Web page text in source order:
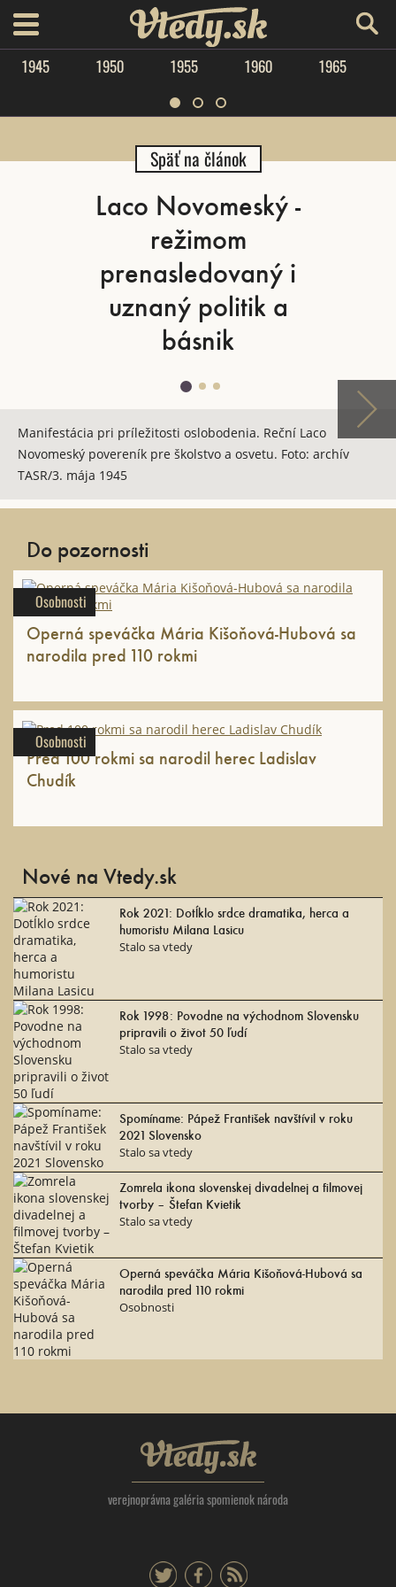
menu Vtedy.sk
1945 1950 1955 1960 1965
Späť na článok
Laco Novomeský -
režimom
prenasledovaný i
uznaný politik a
básnik
Manifestácia pri príležitosti oslobodenia. Reční Laco
Novomeský povereník pre školstvo a osvetu. Foto: archív
TASR/3. mája 1945
Do pozornosti
Osobnosti
Operná speváčka Mária Kišoňová-Hubová sa
narodila pred 110 rokmi
Osobnosti
Pred 100 rokmi sa narodil herec Ladislav
Chudík
Nové na Vtedy.sk
Rok 2021: Dotĺklo srdce dramatika, herca a
humoristu Milana Lasicu
Stalo sa vtedy
Rok 1998: Povodne na východnom Slovensku
pripravili o život 50 ľudí
Stalo sa vtedy
Spomíname: Pápež František navštívil v roku
2021 Slovensko
Stalo sa vtedy
Zomrela ikona slovenskej divadelnej a filmovej
tvorby – Štefan Kvietik
Stalo sa vtedy
Operná speváčka Mária Kišoňová-Hubová sa
narodila pred 110 rokmi
Osobnosti
Vtedy.sk
verejnoprávna galéria spomienok národa